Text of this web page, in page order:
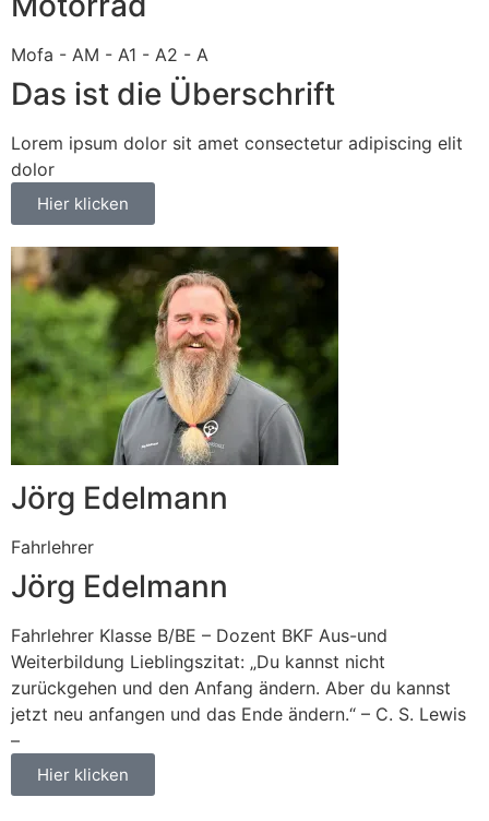
Mofa - AM - A1 - A2 - A
Das ist die Überschrift
Lorem ipsum dolor sit amet consectetur adipiscing elit
dolor
Hier klicken
Jörg Edelmann
Fahrlehrer
Jörg Edelmann
Fahrlehrer Klasse B/BE – Dozent BKF Aus-und
Weiterbildung Lieblingszitat: „Du kannst nicht
zurückgehen und den Anfang ändern. Aber du kannst
jetzt neu anfangen und das Ende ändern.“ – C. S. Lewis
–
Hier klicken